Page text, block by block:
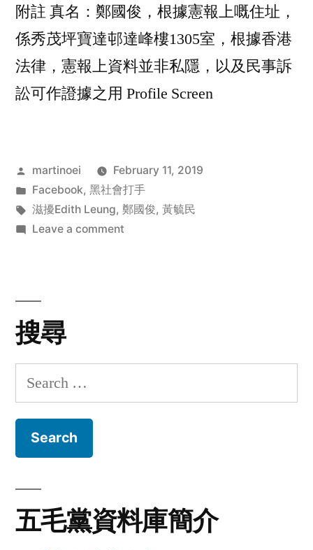
附註 真名：鄭國俊，根據憲報上嘅住址，
係秀茂坪寶達邨達峰樓1305室，根據香港
法律，憲報上資料並非私隱，以及民事訴
訟可作證據之用 Profile Screen
Posted
by
martinoei
February 11, 2019
Posted
in
Facebook, 黑社會打手
Tags:
滋擾Edith Leung, 鄭國俊, 黃毓民
Leave a commenton
搜尋
Search
for:
五毛黨資料庫簡介